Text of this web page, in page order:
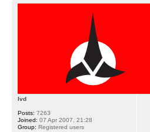
lvd
Posts: 7263
Joined: 07 Apr 2007, 21:28
Group: Registered users